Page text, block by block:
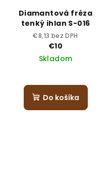
Diamantová fréza
tenký ihlan S-016
€8,13 bez DPH
€10
Skladom
Do košíka